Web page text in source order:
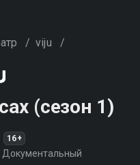
/ viju /
(сезон 1)
16+
Документальный